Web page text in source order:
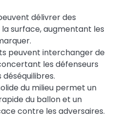
délivrer des
surface, augmentant les
peuvent interchanger de
les défenseurs
du milieu permet un
du ballon et un
contre les adversaires.